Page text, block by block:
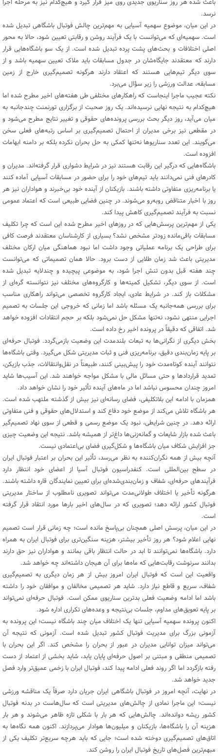
باعث شده هر روز سناریوی جدیدی روی میز قرار گیرد و هیچ‌کدام نیز به مرحله اجرا
نرسد.
در این میان، موضوع سهمیه آسیایی به مهم‌ترین چالش فوتبال باشگاهی تبدیل شده
است. سهمیه‌ای که می‌توانست با یک فرآیند روشن و رقابتی تعیین شود، حالا به محور
اصلی اختلافات و بحث‌های پشت پرده تبدیل شده است. از یک سو باشگاه‌هایی قرار
دارند که معتقدند جایگاه‌شان در جدول مسابقات باید ملاک تعیین سهمیه باشد و از
سوی دیگر تیم‌هایی هستند که اعتقاد دارند هرگونه تصمیم‌گیری خارج از زمین
مسابقه، عدالت ورزشی را زیر سؤال می‌برد.
نکته عجیب ماجرا اینجاست که راهکارهای مختلفی طی هفته‌های اخیر مطرح شده اما
هیچ‌کدام به نتیجه نهایی نرسیده‌اند. یک روز صحبت از برگزاری تورنمنت چندجانبه به
میان می‌آید، روز دیگر بحث بررسی پرونده‌های حقوقی و تغییر نتایج مطرح می‌شود و
در مقطعی نیز برخی مدیران از احتمال تصمیم‌گیری بر اساس رتبه‌های فعلی سخن
می‌گویند. این تعدد سناریوها نه‌تنها کمکی به حل بحران نکرده بلکه بر دامنه ابهامات
افزوده است.
باشگاه‌هایی که درگیر این رقابت هستند نیز در شرایط دشواری قرار گرفته‌اند. مدیران و
کادرهای فنی نمی‌دانند باید تیم‌های خود را برای حضور در مسابقات آسیایی آماده کنند
یا برنامه‌ریزی متفاوتی داشته باشند. بازیکنان از آینده خود بی‌خبرند و هواداران نیز هر
روز با اخبار متناقض روبه‌رو می‌شوند. در چنین فضایی طبیعی است که اعتماد عمومی
نسبت به فرآیند تصمیم‌گیری کاهش پیدا کند.
یکی از مهم‌ترین پرسش‌هایی که در روزهای اخیر مطرح شده این است که چرا تکلیف
مسابقات باقی‌مانده زودتر مشخص نشد؟ بسیاری از کارشناسان معتقدند فرصت کافی
برای طراحی یک برنامه عملیاتی وجود داشت اما نبود هماهنگی میان ارکان مختلف
مدیریتی باعث شد زمان طلایی از دست برود. حالا همان تصمیماتی که می‌توانست
چند هفته قبل بدون تنش اجرا شود، به موضوعی پیچیده و چندلایه تبدیل شده
است. از سوی دیگر، تشکیل کمیته‌ها و کارگروه‌های مختلف نیز نتوانسته گره‌ای از
مشکلات باز کند. در شرایط عادی، ایجاد کارگروه تخصصی می‌تواند راهکاری مناسب
برای بررسی همه‌جانبه یک مسئله باشد اما زمانی که خروجی این جلسات به تصمیم
اجرایی منتهی نشود، نه‌تنها مشکل حل نمی‌شود بلکه بر حجم انتقادات افزوده خواهد
شد. اتفاقی که دقیقاً در پرونده اخیر رخ داده است.
بخش دیگری از نگرانی‌ها به تبعات بلندمدت این وضعیت بازمی‌گردد. فوتبال حرفه‌ای
بر پایه زمان‌بندی دقیق، برنامه‌ریزی فنی و ثبات مدیریتی شکل می‌گیرد. وقتی باشگاه‌ها
نتوانند آینده کوتاه‌مدت خود را پیش‌بینی کنند، طبیعتاً در نقل‌وانتقالات، جذب بازیکن،
تمدید قراردادها و حتی مسائل مالی با مشکل مواجه خواهند شد. این آسیب‌ها شاید
امروز چندان محسوس نباشد اما در ماه‌های آینده تأثیر خود را نشان خواهد داد.
همزمان با ادامه این بلاتکلیفی، فضای رسانه‌ای نیز بیش از گذشته ملتهب شده است.
هر باشگاه تلاش می‌کند از موضع خود دفاع کند و استدلال‌های حقوقی و فنی متفاوتی
ارائه دهد. در چنین شرایطی، نبود یک موضع رسمی و قطعی از سوی نهاد تصمیم‌گیر
باعث شده بازار شایعات و گمانه‌زنی‌ها داغ‌تر از همیشه باشد. نتیجه این وضعیت چیزی
جز افزایش شکاف میان باشگاه‌ها و شکل‌گیری فضای بی‌اعتمادی نیست.
آنچه بیش از همه نگران‌کننده به نظر می‌رسد، تأثیر این بحران بر اعتبار فوتبال ایران
در سطح بین‌المللی است. کنفدراسیون فوتبال آسیا از اعضای خود انتظار دارد
فرآیندهای حرفه‌ای، شفاف و زمان‌بندی‌شده‌ای برای تعیین نمایندگان قاره داشته باشند.
هرگونه تأخیر یا اختلاف طولانی‌مدت می‌تواند تصویری نامطلوب از ساختار مدیریتی
فوتبال کشور ارائه دهد؛ تصویری که در سال‌های اخیر بارها مورد انتقاد قرار گرفته
است.
در این میان، پرسش اصلی همچنان بی‌پاسخ مانده است؛ چه زمانی قرار است تصمیم
نهایی اعلام شود؟ هر روز تأخیر بیشتر، هزینه سنگین‌تری برای فوتبال ایران به همراه
دارد. باشگاه‌ها نمی‌توانند تا ابد در حالت انتظار باقی بمانند و هواداران نیز حق دارند
بدانند سرنوشت رقابت‌هایی که ماه‌ها برای آن هیجان داشته‌اند چه خواهد شد.
واقعیت این است که فوتبال ایران امروز بیش از هر زمان دیگری به تصمیم‌گیری
شفاف، سریع و قاطع نیاز دارد. شاید هر تصمیمی مخالفان و موافقان خود را داشته
باشد اما ادامه وضعیت فعلی بدترین سناریوی ممکن است. فوتبال حرفه‌ای نمی‌تواند
بر پایه تعویق‌های مداوم، جلسات بی‌نتیجه و وعده‌های تکراری اداره شود.
اکنون پرونده سهمیه آسیایی تنها یک اختلاف میان چند باشگاه نیست؛ این پرونده به
آزمونی بزرگ برای مدیریت فوتبال کشور تبدیل شده است. آزمونی که نتیجه آن
می‌تواند میزان توانایی مدیران در عبور از بحران را مشخص کند. اگر این بحران با
تصمیمی منطقی و مبتنی بر اصول حرفه‌ای پایان یابد، شاید بخشی از اعتماد از دست
رفته بازگردد اما اگر روند فعلی ادامه پیدا کند، فوتبال ایران با زخمی عمیق‌تر وارد فصل
جدید خواهد شد.
در نهایت، آنچه امروز در فوتبال باشگاهی ایران جریان دارد صرفاً یک مناقشه ورزشی
نیست؛ این ماجرا نمادی از چالش‌های مدیریتی است که سال‌هاست در بدنه فوتبال
کشور ریشه دوانده‌اند. چالش‌هایی که هر بار با شکلی تازه ظاهر می‌شوند و هر بار
هزینه آن را باشگاه‌ها، بازیکنان و میلیون‌ها هوادار می‌پردازند. اکنون همه نگاه‌ها به
اتاق‌های تصمیم‌گیری دوخته شده است؛ جایی که باید هرچه سریع‌تر تکلیف یکی از
مبهم‌ترین فصل‌های تاریخ فوتبال ایران را روشن کند.